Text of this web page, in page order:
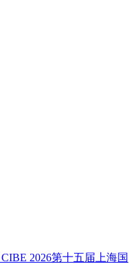
2026第十五届上海国